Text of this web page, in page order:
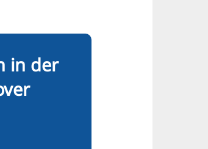
in der